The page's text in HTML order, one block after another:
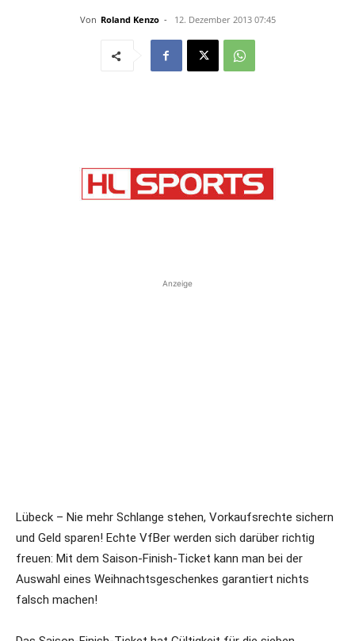
Von Roland Kenzo - 12. Dezember 2013 07:45
Anzeige
Lübeck – Nie mehr Schlange stehen, Vorkaufsrechte sichern
und Geld sparen! Echte VfBer werden sich darüber richtig
freuen: Mit dem Saison-Finish-Ticket kann man bei der
Auswahl eines Weihnachtsgeschenkes garantiert nichts
falsch machen!